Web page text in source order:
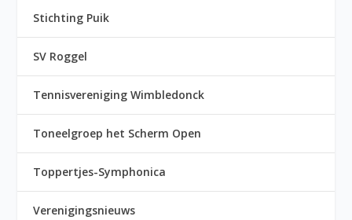
Stichting Puik
SV Roggel
Tennisvereniging Wimbledonck
Toneelgroep het Scherm Open
Toppertjes-Symphonica
Verenigingsnieuws